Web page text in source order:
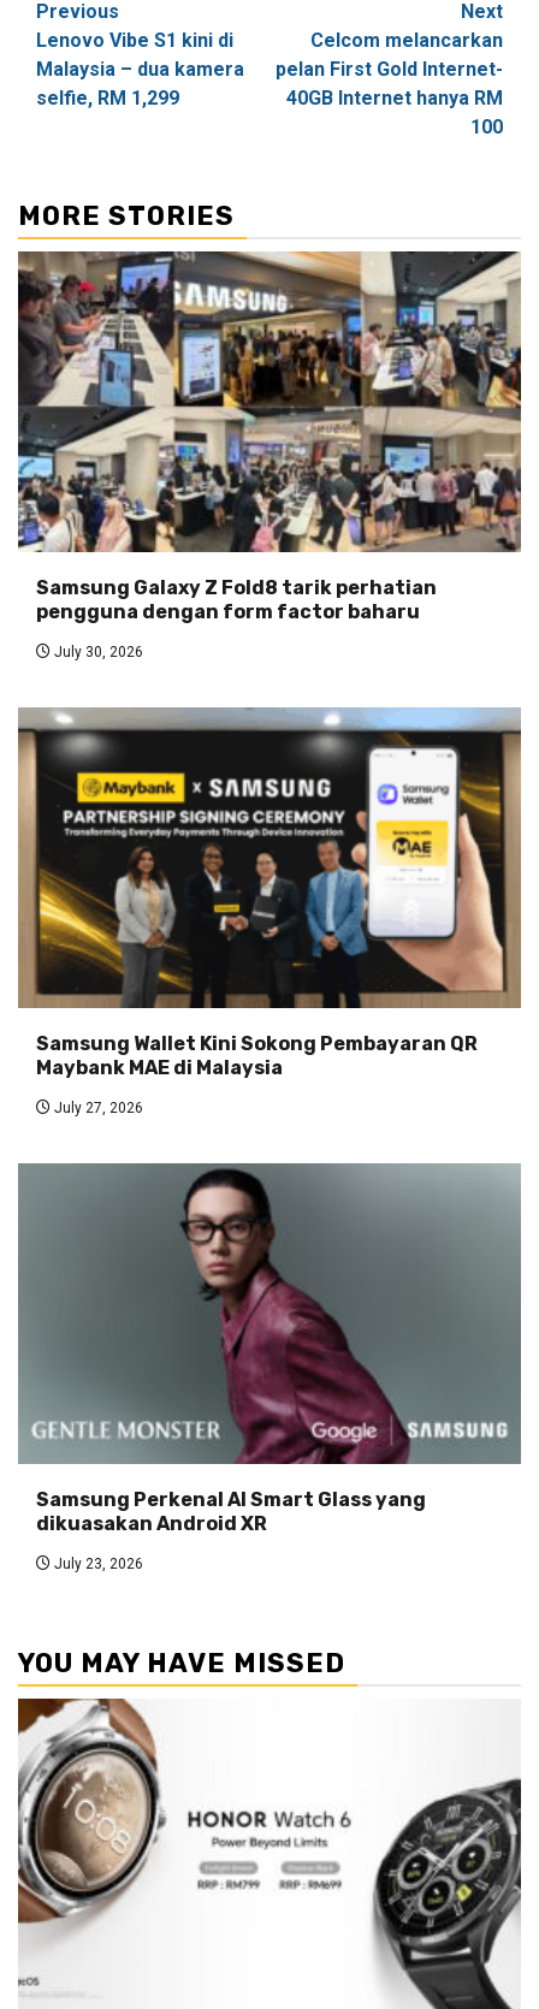
Post
navigation
Previous
Lenovo Vibe S1 kini di
Malaysia – dua kamera
selfie, RM 1,299
Next
Celcom melancarkan
pelan First Gold Internet-
40GB Internet hanya RM
100
MORE STORIES
Samsung Galaxy Z Fold8 tarik perhatian
pengguna dengan form factor baharu
July 30, 2026
Samsung Wallet Kini Sokong Pembayaran QR
Maybank MAE di Malaysia
July 27, 2026
Samsung Perkenal AI Smart Glass yang
dikuasakan Android XR
July 23, 2026
YOU MAY HAVE MISSED